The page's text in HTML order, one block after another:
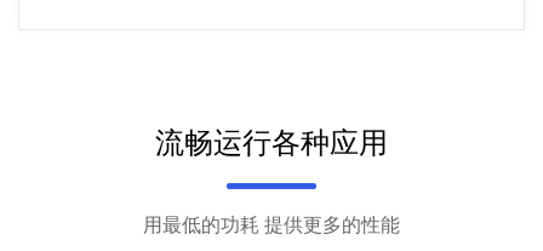
流畅运行各种应用
用最低的功耗 提供更多的性能